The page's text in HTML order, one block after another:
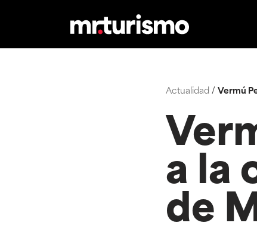
al
Actualidad/ Vermú
a la
de